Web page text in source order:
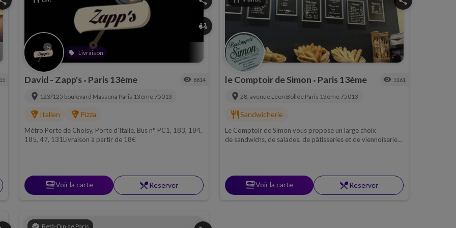
local_offer Livraison
delivery_dining
David - Zapp's • Paris 13ème visibility 8814
location_on 123/125 boulevard Massena Paris 13ème 75013
local_pizzaItalien local_pizzaPizza
Métro Porte de Choisy, Porte d'Italie, Bus n° PC1, 183, 184,
185, 47, 131Livraison à partir de 18€
set_mealVoir la carte restaurant_menuReserver
le Comptoir de Simon • Paris 13ème visibility 5161
location_on 28, avenue Léon Bollée Paris 13ème 75013
restaurant Sandwicherie
Le Comptoir de Simon vous propose un large choix
de sandwichs, de salades, de pâtisseries et de viennoiseries,
qu’il vous faut.
set_mealVoir la carte restaurant_menuReserver
Beth-Din de Paris